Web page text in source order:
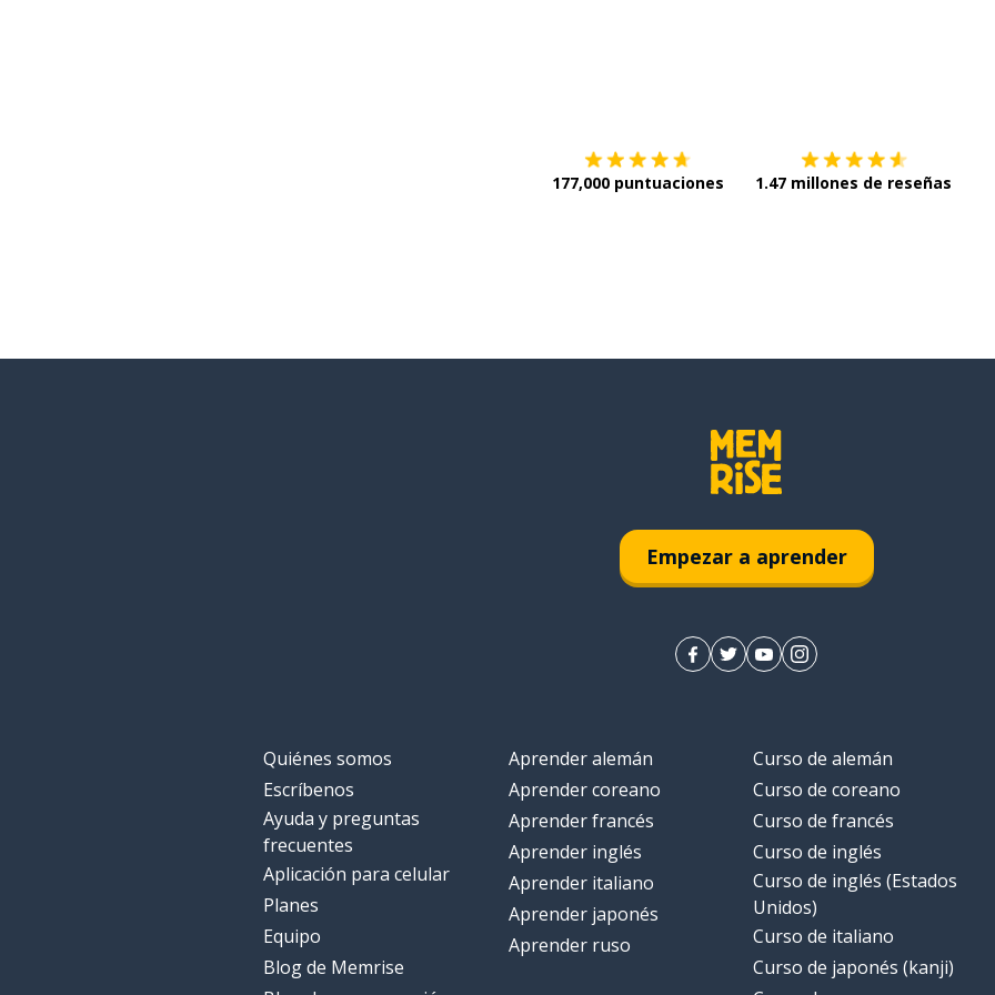
177,000 puntuaciones 1.47 millones de reseñas
Empezar a aprender
Quiénes somos
Escríbenos
Ayuda y preguntas
frecuentes
Aplicación para celular
Planes
Equipo
Blog de Memrise
Aprender alemán
Aprender coreano
Aprender francés
Aprender inglés
Aprender italiano
Aprender japonés
Aprender ruso
Curso de alemán
Curso de coreano
Curso de francés
Curso de inglés
Curso de inglés (Estados
Unidos)
Curso de italiano
Curso de japonés (kanji)